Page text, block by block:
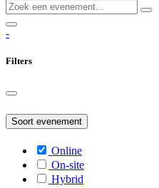
-
Filters
Soort evenement
Online
On-site
Hybrid